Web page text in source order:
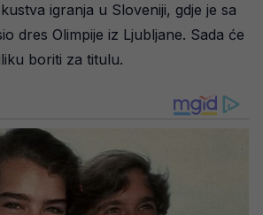
igranja u Sloveniji, gdje je sa
dres Olimpije iz Ljubljane. Sada će
boriti za titulu.